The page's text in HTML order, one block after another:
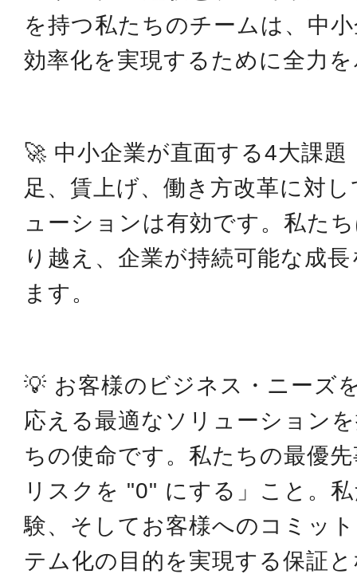
を持つ私たちのチームは、中
効率化を実現するために全力
🚀 中小企業が直面する4大課題
足、賃上げ、働き方改革に対
ューションは有効です。私た
り越え、企業が持続可能な成
ます。
💡 お客様のビジネス・ニーズ
応える最適なソリューション
ちの使命です。私たちの最優
リスクを "0" にする」こと。
験、そしてお客様へのコミッ
テム化の目的を実現する保証